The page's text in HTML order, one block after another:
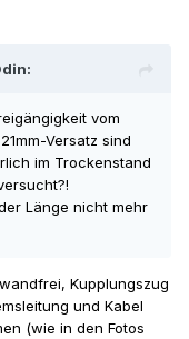
vom
Versatz sind
im Trockenstand
Länge nicht mehr
Kupplungszug
und Kabel
(wie in den Fotos